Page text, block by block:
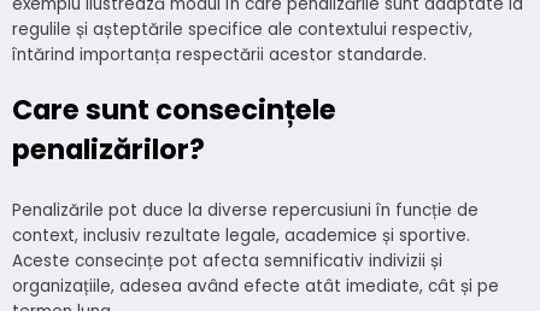
regulile și așteptările specifice ale contextului respectiv,
întărind importanța respectării acestor standarde.
Care sunt consecințele
penalizărilor?
Penalizările pot duce la diverse repercusiuni în funcție de
context, inclusiv rezultate legale, academice și sportive.
Aceste consecințe pot afecta semnificativ indivizii și
organizațiile, adesea având efecte atât imediate, cât și pe